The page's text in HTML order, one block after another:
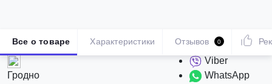
Гродно
Viber
WhatsApp
Все о товаре Характеристики Отзывов 0